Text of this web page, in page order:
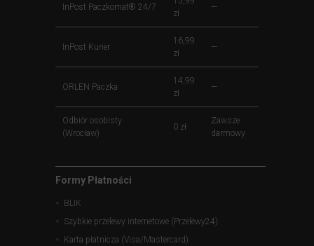
InPost Paczkomat® 24/7
zł
—
InPost Kurier
16,99
zł
—
ORLEN Paczka
14,99
zł
—
Odbiór osobisty
(Wrocław)
0 zł
Zawsze
darmowy
Formy Płatności
BLIK
Szybkie przelewy internetowe (Przelewy24)
Karta płatnicza (Visa/Mastercard)